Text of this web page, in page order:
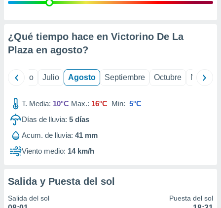
e
mediante
de
1199
¿Qué tiempo hace en Victorino De La
Plaza en agosto?
Junio Julio Agosto Septiembre Octubre
T. Media: 10°C Max.: 16°C Min: 5°C
Días de lluvia: 5 días
Acum. de lluvia: 41 mm
Viento medio: 14 km/h
Salida y Puesta del sol
Salida del sol Puesta del sol